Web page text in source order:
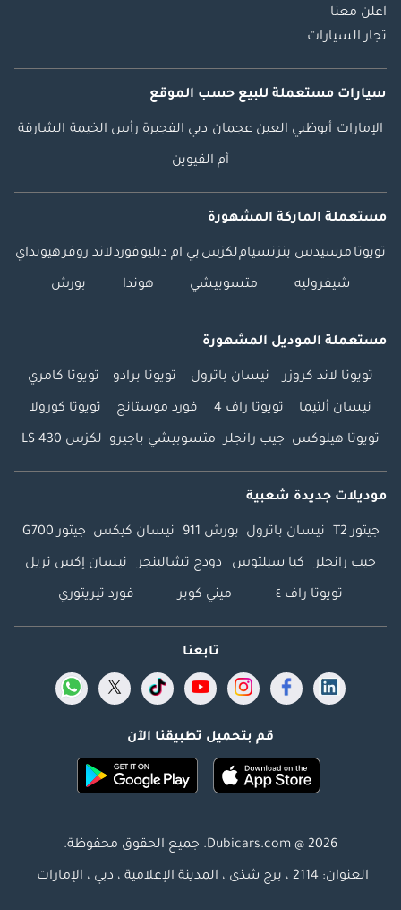
اعلن معنا
تجار السيارات
سيارات مستعملة للبيع حسب الموقع
الإمارات أبوظبي العين عجمان دبي الفجيرة رأس الخيمة الشارقة
أم القيوين
مستعملة الماركة المشهورة
تويوتا مرسيدس بنزنسياملكزس بي ام دبليوفوردلاند روفرهيونداي
شيفروليه متسوبيشي هوندا بورش
مستعملة الموديل المشهورة
تويوتا لاند كروزر نيسان باترول تويوتا برادو تويوتا كامري
نيسان ألتيما تويوتا راف 4 فورد موستانج تويوتا كورولا
تويوتا هيلوكس جيب رانجلر متسوبيشي باجيرو لكزس LS 430
موديلات جديدة شعبية
جيتور T2 نيسان باترول بورش 911 نيسان كيكس جيتور G700
جيب رانجلر كيا سيلتوس دودج تشالينجر نيسان إكس تريل
تويوتا راف ٤ ميني كوبر فورد تيريتوري
تابعنا
قم بتحميل تطبيقنا الآن
Dubicars.com @ 2026. جميع الحقوق محفوظة.
العنوان: 2114 ، برج شذى ، المدينة الإعلامية ، دبي ، الإمارات